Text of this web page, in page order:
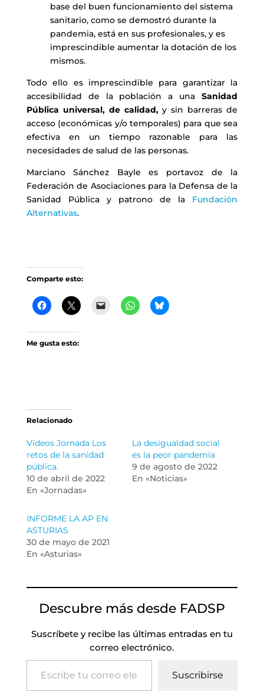
base del buen funcionamiento del sistema
sanitario, como se demostró durante la
pandemia, está en sus profesionales, y es
imprescindible aumentar la dotación de los
mismos.
Todo ello es imprescindible para garantizar la
accesibilidad de la población a una Sanidad
Pública universal, de calidad,y sin barreras de
acceso (económicas y/o temporales) para que sea
efectiva en un tiempo razonable para las
necesidades de salud de las personas.
Marciano Sánchez Bayle es portavoz de la
Federación de Asociaciones para la Defensa de la
Sanidad Pública y patrono de la Fundación
Alternativas.
Comparte esto:
Me gusta esto:
Relacionado
Vídeos Jornada Los
retos de la sanidad
pública.
10 de abril de 2022
En «Jornadas»
La desigualdad social
es la peor pandemia
9 de agosto de 2022
En «Noticias»
INFORME LA AP EN
ASTURIAS
30 de mayo de 2021
En «Asturias»
Descubre más desde FADSP
Suscríbete y recibe las últimas entradas en tu
correo electrónico.
Escribe tu correo electrónico…
Suscribirse